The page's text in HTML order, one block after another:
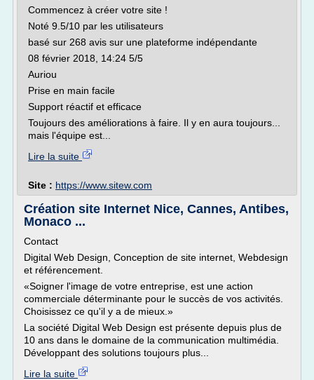
Commencez à créer votre site !
Noté 9.5/10 par les utilisateurs
basé sur 268 avis sur une plateforme indépendante
08 février 2018, 14:24 5/5
Auriou
Prise en main facile
Support réactif et efficace
Toujours des améliorations à faire. Il y en aura toujours...
mais l'équipe est...
Lire la suite
Site : https://www.sitew.com
Création site Internet Nice, Cannes, Antibes,
Monaco ...
Contact
Digital Web Design, Conception de site internet, Webdesign
et référencement.
«Soigner l'image de votre entreprise, est une action
commerciale déterminante pour le succès de vos activités.
Choisissez ce qu'il y a de mieux.»
La société Digital Web Design est présente depuis plus de
10 ans dans le domaine de la communication multimédia.
Développant des solutions toujours plus...
Lire la suite